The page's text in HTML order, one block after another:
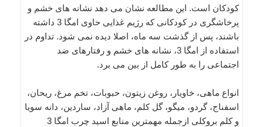
کودکان است. این مطالعه نشان می دهد نشانه های خشم و
پرخاشگری در کودکانی که رژیم غذایی حاوی امگا 3 داشته
باشند، پس از گذشت سه ماه، اصلا دیده نمی شود. تداوم در
استفاده از امگا 3، نشانه های خشم و رفتارهای ضد
اجتماعی را به طور کامل از بین می برد.
انواع ماهی، خاویار، روغن زیتون، حبوبات، تخم مرغ، ریحان،
اسفناج، گردو، میگو، گل کلم، ماهی آزاد، ساردین، دانه سویا
و کلم بروکلی ازجمله مهمترین منابع اسید چرب امگا 3